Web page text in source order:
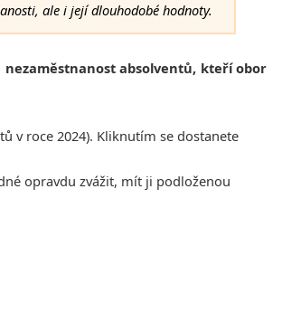
ale i její dlouhodobé hodnoty.
absolventů, kteří obor
v roce 2024). Kliknutím se dostanete
opravdu zvážit, mít ji podloženou